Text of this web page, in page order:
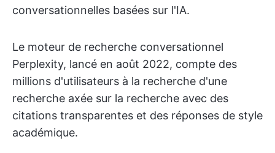
conversationnelles basées sur l'IA.
Le moteur de recherche conversationnel
Perplexity, lancé en août 2022, compte des
millions d'utilisateurs à la recherche d'une
recherche axée sur la recherche avec des
citations transparentes et des réponses de style
académique.